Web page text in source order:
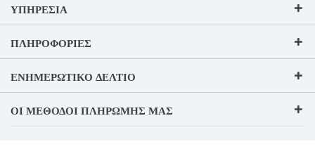
ΥΠΗΡΕΣΊΑ
ΠΛΗΡΟΦΟΡΊΕΣ
ΕΝΗΜΕΡΩΤΙΚΌ ΔΕΛΤΊΟ
ΟΙ ΜΈΘΟΔΟΙ ΠΛΗΡΩΜΉΣ ΜΑΣ